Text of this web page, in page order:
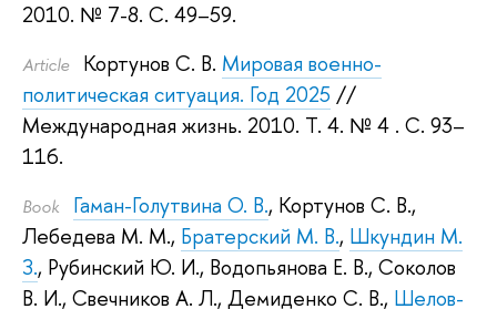
2010. № 7-8. С. 49–59.
Article Кортунов С. В. Мировая военно-
политическая ситуация. Год 2025 //
Международная жизнь. 2010. Т. 4. № 4 . С. 93–
116.
Book Гаман-Голутвина О. В., Кортунов С. В.,
Лебедева М. М., Братерский М. В., Шкундин М.
З., Рубинский Ю. И., Водопьянова Е. В., Соколов
В. И., Свечников А. Л., Демиденко С. В., Шелов-